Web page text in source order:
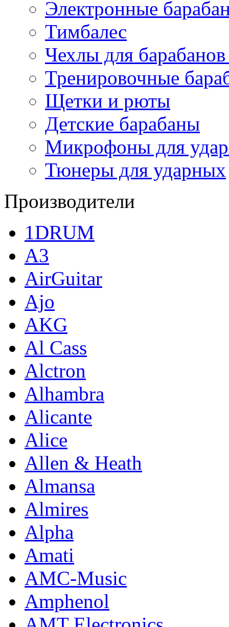
Электронные
Тимбалес
Чехлы для
Тренировочные
Щетки и рюты
Детские барабаны
Микрофоны для
Тюнеры для ударных
Производители
1DRUM
A3
AirGuitar
Ajo
AKG
Al Cass
Alctron
Alhambra
Alicante
Alice
Allen & Heath
Almansa
Almires
Alpha
Amati
AMC-Music
Amphenol